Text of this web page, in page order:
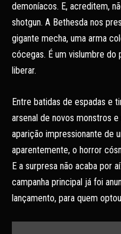
demoníacos. E, acreditem,
shotgun. A Bethesda nos
gigante mecha, uma arma
cócegas. É um vislumbre
liberar.
Entre batidas de espadas e
arsenal de novos monstros
aparição impressionante de
aparentemente, o horror
E a surpresa não acaba por
campanha principal já foi
lançamento, para quem